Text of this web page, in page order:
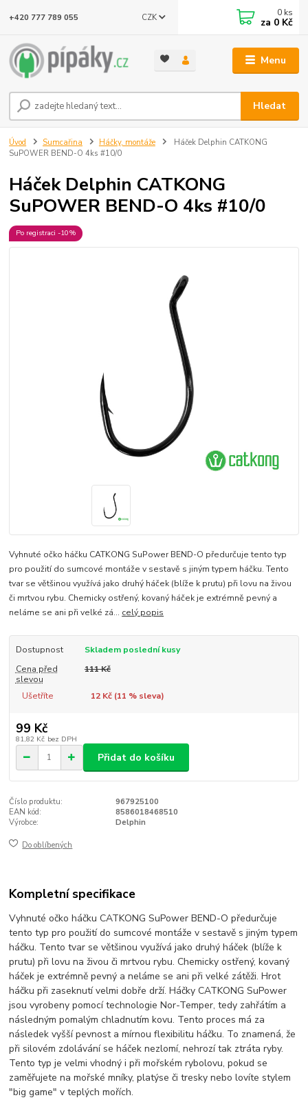
Menu
CZK
Hledat
+420 777 789 055 0 ks
za 0 Kč
Úvod Sumcařina Háčky, montáže
Háček Delphin CATKONG
SuPOWER BEND-O 4ks #10/0
Háček Delphin CATKONG
SuPOWER BEND-O 4ks #10/0
Po registraci -10%
Vyhnuté očko háčku CATKONG SuPower BEND-O předurčuje tento typ
pro použití do sumcové montáže v sestavě s jiným typem háčku. Tento
tvar se většinou využívá jako druhý háček (blíže k prutu) při lovu na živou
či mrtvou rybu. Chemicky ostřený, kovaný háček je extrémně pevný a
neláme se ani při velké zá... celý popis
Dostupnost
Skladem poslední kusy
Cena před
slevou
111 Kč
Ušetříte 12 Kč (11 % sleva)
99 Kč
81,82 Kč bez DPH
Přidat do košíku
Číslo produktu:
967925100
EAN kód:
8586018468510
Výrobce:
Delphin
Do oblíbených
Kompletní specifikace
Vyhnuté očko háčku CATKONG SuPower BEND-O předurčuje
tento typ pro použití do sumcové montáže v sestavě s jiným typem
háčku. Tento tvar se většinou využívá jako druhý háček (blíže k
prutu) při lovu na živou či mrtvou rybu. Chemicky ostřený, kovaný
háček je extrémně pevný a neláme se ani při velké zátěži. Hrot
háčku při zaseknutí velmi dobře drží. Háčky CATKONG SuPower
jsou vyrobeny pomocí technologie Nor-Temper, tedy zahřátím a
následným pomalým chladnutím kovu. Tento proces má za
následek vyšší pevnost a mírnou flexibilitu háčku. To znamená, že
při silovém zdolávání se háček nezlomí, nehrozí tak ztráta ryby.
Tento typ je velmi vhodný i při mořském rybolovu, pokud se
zaměřujete na mořské mníky, platýse či tresky nebo lovíte stylem
"big game" v teplých mořích.